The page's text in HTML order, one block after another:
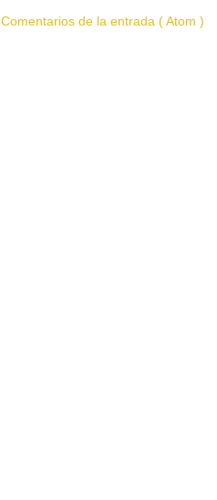
Comentarios de la entrada ( Atom )